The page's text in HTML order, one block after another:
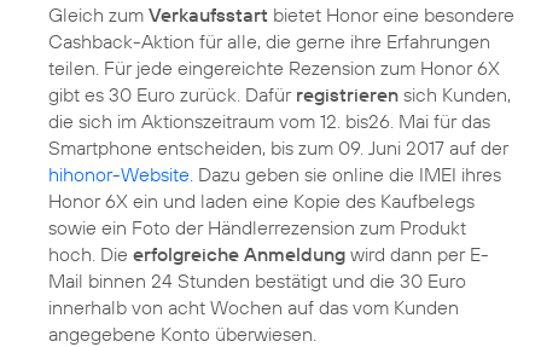
Gleich zum Verkaufsstart bietet Honor eine besondere
Cashback-Aktion für alle, die gerne ihre Erfahrungen
teilen. Für jede eingereichte Rezension zum Honor 6X
gibt es 30 Euro zurück. Dafür registrieren sich Kunden,
die sich im Aktionszeitraum vom 12. bis26. Mai für das
Smartphone entscheiden, bis zum 09. Juni 2017 auf der
hihonor-Website . Dazu geben sie online die IMEI ihres
Honor 6X ein und laden eine Kopie des Kaufbelegs
sowie ein Foto der Händlerrezension zum Produkt
hoch. Die erfolgreiche Anmeldung wird dann per E-
Mail binnen 24 Stunden bestätigt und die 30 Euro
innerhalb von acht Wochen auf das vom Kunden
angegebene Konto überwiesen.